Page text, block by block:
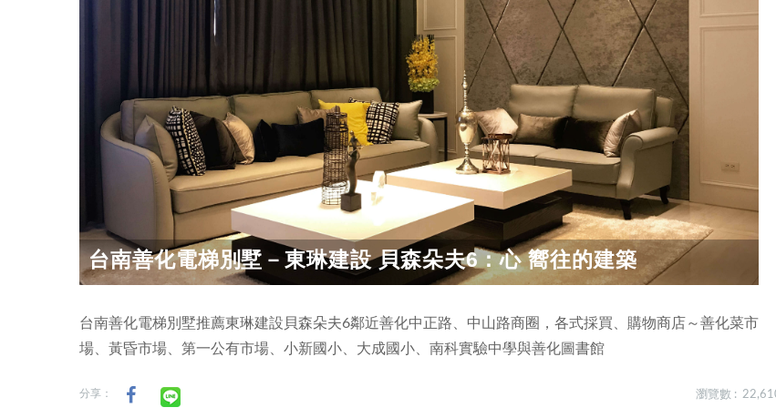
台南善化電梯別墅－東琳建設 貝森朵夫6：心 嚮往的建築
台南善化電梯別墅推薦東琳建設貝森朵夫6鄰近善化中正路、中山路商圈，各式採買、購物商店～善化菜市
場、黃昏市場、第一公有市場、小新國小、大成國小、南科實驗中學與善化圖書館
分享： 瀏覽數 :